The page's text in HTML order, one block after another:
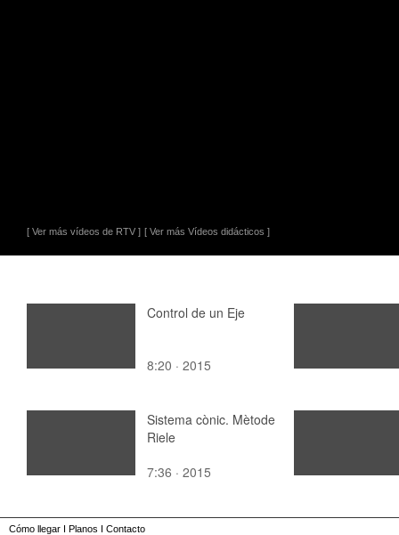
[ Ver más vídeos de RTV ] [ Ver más Vídeos didácticos ]
Control de un Eje
8:20 · 2015
Sistema cònic. Mètode
Riele
7:36 · 2015
Cómo llegar I Planos I Contacto